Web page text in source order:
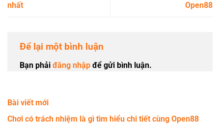
nhất
Open88
Để lại một bình luận
Bạn phải đăng nhập để gửi bình luận.
Bài viết mới
Chơi có trách nhiệm là gì tìm hiểu chi tiết cùng Open88